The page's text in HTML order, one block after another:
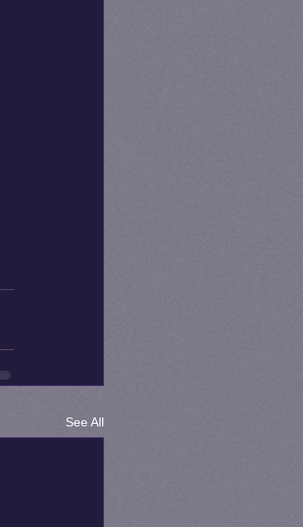
See All